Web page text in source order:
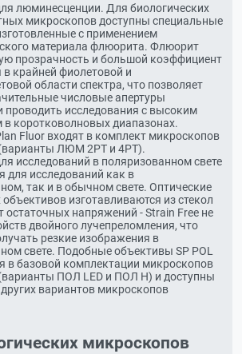
люминесценции. Для биологических
микроскопов доступны специальные
с применением
материала флюорита. Флюорит
прозрачность и большой коэффициент
в крайней фиолетовой и
области спектра, что позволяет
числовые апертуры
проводить исследования с высоким
в коротковолновых диапазонах.
Fluor входят в комплект микроскопов
ЛЮМ 2РТ и 4РТ).
исследований в поляризованном свете
для исследований как в
так и в обычном свете. Оптические
объективов изготавливаются из стекол
остаточных напряжений - Strain Free не
двойного лучепреломления, что
резкие изображения в
свете. Подобные объективы SP POL
в базовой комплектации микроскопов
ПОЛ LED и ПОЛ Н) и доступны
вариантов микроскопов
микроскопов